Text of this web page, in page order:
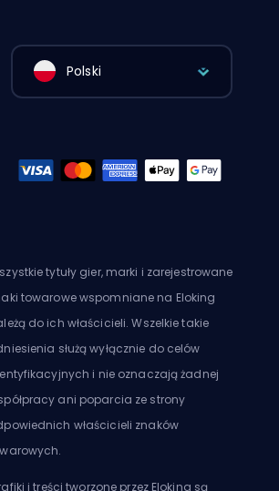
Polski
tytuły gier, marki i zarejestrowane
towarowe wspomniane na Eloking
do ich właścicieli. Wszelkie takie
służą wyłącznie do celów
i nie oznaczają żadnej
ani poparcia ze strony
właścicieli znaków
i treści tworzone przez Eloking są